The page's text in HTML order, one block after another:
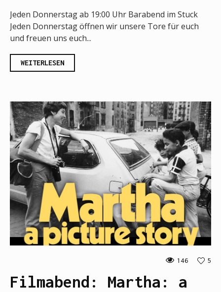
Jeden Donnerstag ab 19:00 Uhr Barabend im Stuck
Jeden Donnerstag öffnen wir unsere Tore für euch
und freuen uns euch...
WEITERLESEN
146 5
Filmabend: Martha: a